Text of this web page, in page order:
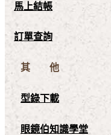
馬上結帳
訂單查詢
其 他
型錄下載
眼鏡伯知識學堂